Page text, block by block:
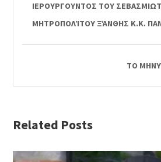
ΙΕΡΟΥΡΓΟΥΝΤΟΣ ΤΟΥ
ΜΗΤΡΟΠΟΛΊΤΟΥ ΞΆΝΘΗΣ Κ.Κ.
ΤΟ
Related Posts